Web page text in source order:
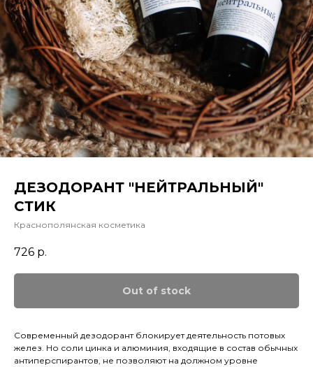
ДЕЗОДОРАНТ "НЕЙТРАЛЬНЫЙ"
СТИК
Краснополянская косметика
726 р.
Out of stock
Современный дезодорант блокирует деятельность потовых
желез. Но соли цинка и алюминия, входящие в состав обычных
антиперспирантов, не позволяют на должном уровне